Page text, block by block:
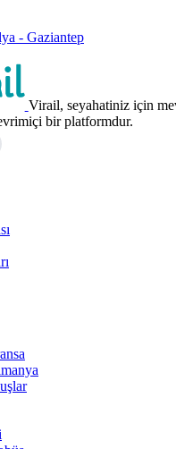
- Gaziantep
Virail, seyahatiniz için
bir platformdur.